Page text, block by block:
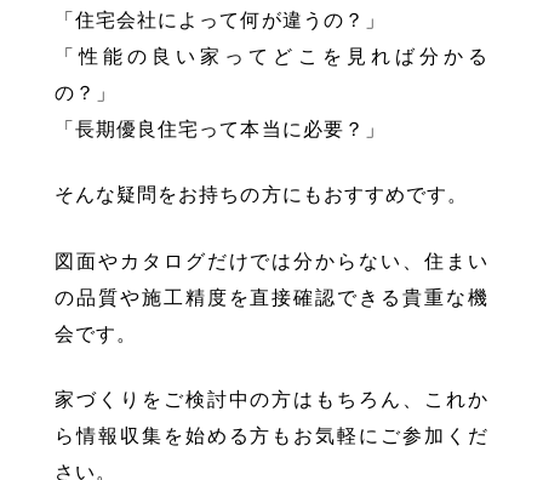
「住宅会社によって何が違うの？」
「性能の良い家ってどこを見れば分かる
の？」
「長期優良住宅って本当に必要？」
そんな疑問をお持ちの方にもおすすめです。
図面やカタログだけでは分からない、住まい
の品質や施工精度を直接確認できる貴重な機
会です。
家づくりをご検討中の方はもちろん、これか
ら情報収集を始める方もお気軽にご参加くだ
さい。